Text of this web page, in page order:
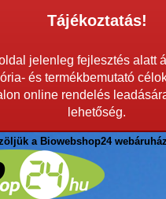
Tájékoztatás!
jelenleg fejlesztés alatt
és termékbemutató
online rendelés
lehetőség.
a Biowebshop24